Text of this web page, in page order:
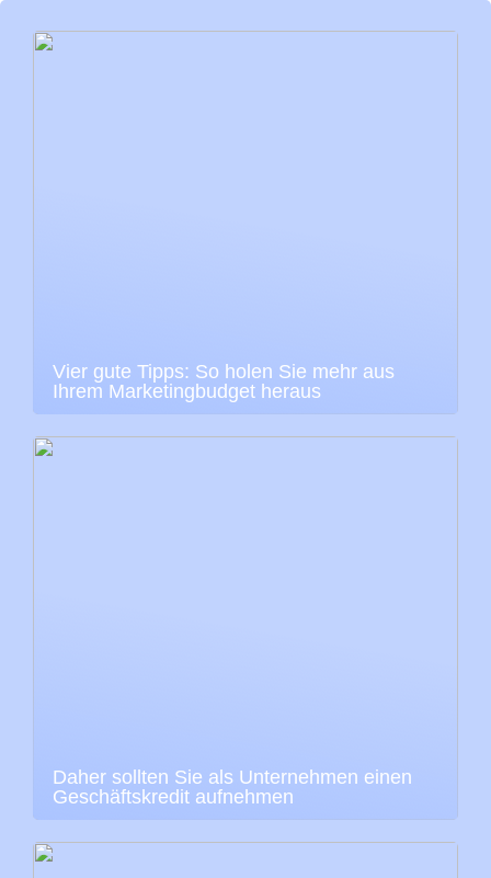
Vier gute Tipps: So holen Sie mehr aus
Ihrem Marketingbudget heraus
Daher sollten Sie als Unternehmen einen
Geschäftskredit aufnehmen